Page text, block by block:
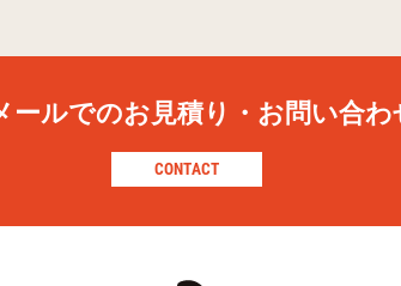
ールでのお見積り・お問い合わ
CONTACT